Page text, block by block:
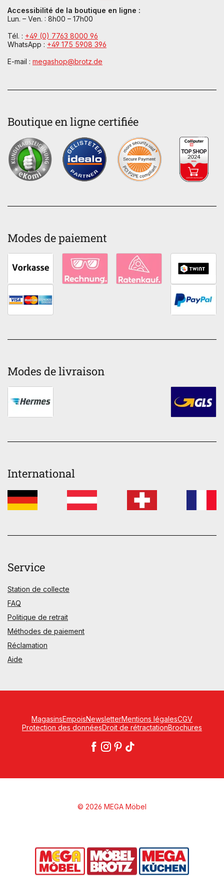
Accessibilité de la boutique en ligne :
Lun. – Ven. : 8h00 – 17h00
Tél. : +49 (0) 7763 8000 96
WhatsApp : +49 175 5908 396
E-mail : megashop@brotz.de
Boutique en ligne certifiée
Modes de paiement
Modes de livraison
International
Service
Station de collecte
FAQ
Politique de retrait
Méthodes de paiement
Réclamation
Aide
MagasinsEmpoisNewsletterMentions légalesCGV
Protection des donnéesDroit de rétractationBrochures
© 2026 MEGA Möbel